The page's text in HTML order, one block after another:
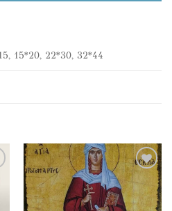
15*20, 22*30, 32*44
Προσθήκη
στα
αγαπημένα